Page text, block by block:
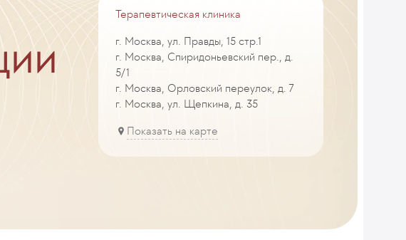
Терапевтическая клиника
г. Москва, ул. Правды, 15 стр.1
г. Москва, Спиридоньевский пер., д.
5/1
г. Москва, Орловский переулок, д. 7
г. Москва, ул. Щепкина, д. 35
Показать на карте